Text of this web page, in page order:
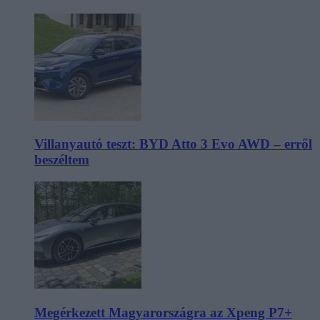
Villanyautó teszt: BYD Atto 3 Evo AWD – erről
beszéltem
Megérkezett Magyarországra az Xpeng P7+